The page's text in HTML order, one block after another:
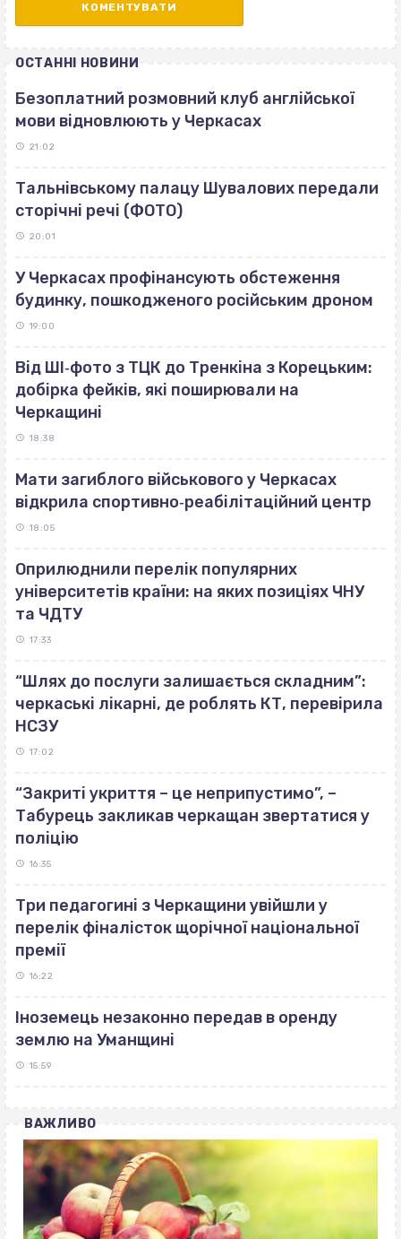
ОСТАННІ НОВИНИ
Безоплатний розмовний клуб англійської
мови відновлюють у Черкасах
21:02
Тальнівському палацу Шувалових передали
сторічні речі (ФОТО)
20:01
У Черкасах профінансують обстеження
будинку, пошкодженого російським дроном
19:00
Від ШІ‐фото з ТЦК до Тренкіна з Корецьким:
добірка фейків, які поширювали на
Черкащині
18:38
Мати загиблого військового у Черкасах
відкрила спортивно‐реабілітаційний центр
18:05
Оприлюднили перелік популярних
університетів країни: на яких позиціях ЧНУ
та ЧДТУ
17:33
“Шлях до послуги залишається складним”:
черкаські лікарні, де роблять КТ, перевірила
НСЗУ
17:02
“Закриті укриття – це неприпустимо”, –
Табурець закликав черкащан звертатися у
поліцію
16:35
Три педагогині з Черкащини увійшли у
перелік фіналісток щорічної національної
премії
16:22
Іноземець незаконно передав в оренду
землю на Уманщині
15:59
ВАЖЛИВО